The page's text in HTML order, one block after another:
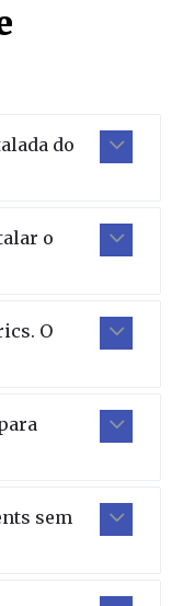
do
o
O
sem